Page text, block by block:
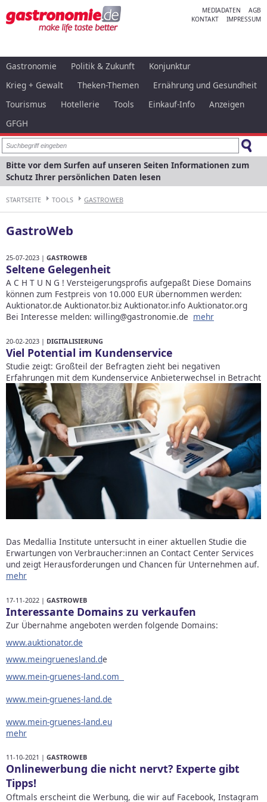
MEDIADATEN
AGB
KONTAKT
IMPRESSUM
Gastronomie Politik & Zukunft
Konjunktur
Krieg + Gewalt
Theken-Themen
Ernährung und Gesundheit
Tourismus
Hotellerie Tools Einkauf-Info
Anzeigen
GFGH
Bitte vor dem Surfen auf unseren Seiten Informationen zum
Schutz Ihrer persönlichen Daten lesen
STARTSEITE TOOLS GASTROWEB
GastroWeb
25-07-2023 | GASTROWEB
Seltene Gelegenheit
A C H T U N G ! Versteigerungsprofis aufgepaßt Diese Domains
können zum Festpreis von 10.000 EUR übernommen werden:
Auktionator.de Auktionator.biz Auktionator.info Auktionator.org
Bei Interesse melden: willing@gastronomie.de mehr
20-02-2023 | DIGITALISIERUNG
Viel Potential im Kundenservice
Studie zeigt: Großteil der Befragten zieht bei negativen
Erfahrungen mit dem Kundenservice Anbieterwechsel in Betracht
Das Medallia Institute untersucht in einer aktuellen Studie die
Erwartungen von Verbraucher:innen an Contact Center Services
und zeigt Herausforderungen und Chancen für Unternehmen auf.
mehr
17-11-2022 | GASTROWEB
Interessante Domains zu verkaufen
Zur Übernahme angeboten werden folgende Domains:
www.auktionator.de
www.meingruenesland.de
www.mein-gruenes-land.com
www.mein-gruenes-land.de
www.mein-gruenes-land.eu
mehr
11-10-2021 | GASTROWEB
Onlinewerbung die nicht nervt? Experte gibt
Tipps!
Oftmals erscheint die Werbung, die wir auf Facebook, Instagram